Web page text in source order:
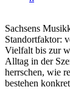
Sachsens
Standortfaktor:
Vielfalt bis zur
Alltag in der
herrschen, wie
bestehen